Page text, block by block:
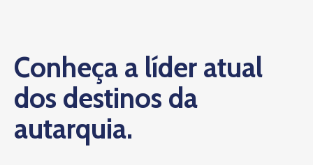
Conheça a líder atual
dos destinos da
autarquia.